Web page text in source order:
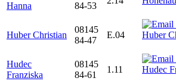
Hanna
84-53
Huber Christian
08145
84-47
E.04
Hudec
Franziska
08145
84-61
1.11